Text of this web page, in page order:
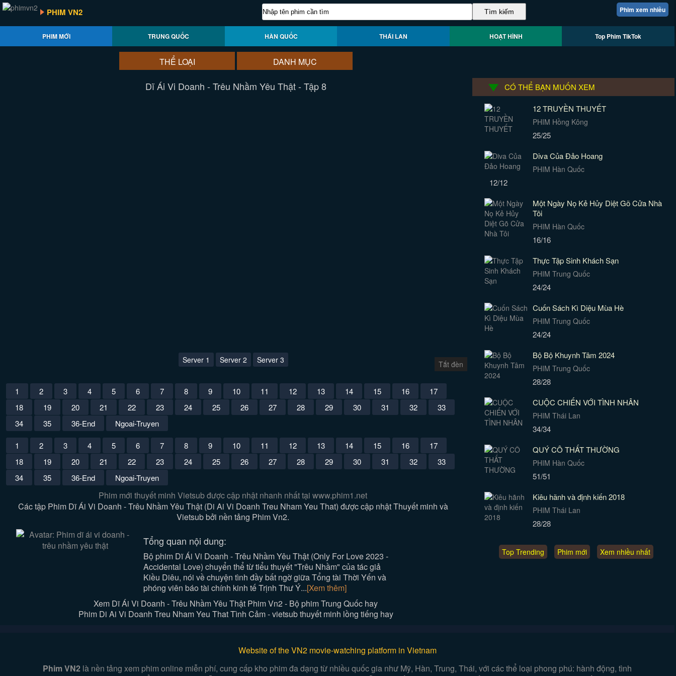
Phim xem nhiều
PHIM VN2
PHIM MỚI TRUNG QUỐC HÀN QUỐC THÁI LAN HOẠT HÌNH Top Phim TikTok
THỂ LOẠI DANH MỤC
Dĩ Ái Vi Doanh - Trêu Nhầm Yêu Thật - Tập 8
Server 1 Server 2 Server 3 Tắt đèn
1 2 3 4 5 6 7 8 9 10 11 12 13 14 15 16
17
18
19 20 21 22 23 24 25 26 27 28 29 30 31 32
33
34
35 36-End Ngoai-Truyen
1 2 3 4 5 6 7 8 9 10 11 12 13 14 15 16
17
18
19 20 21 22 23 24 25 26 27 28 29 30 31 32
33
34
35 36-End Ngoai-Truyen
Phim mới thuyết minh Vietsub được cập nhật nhanh nhất tại www.phim1.net
Các tập Phim Dĩ Ái Vi Doanh - Trêu Nhầm Yêu Thật (Di Ai Vi Doanh Treu Nham Yeu That) được cập nhật Thuyết minh và
Vietsub bởi nền tảng Phim Vn2.
Tổng quan nội dung:
Bộ phim Dĩ Ái Vi Doanh - Trêu Nhầm Yêu Thật (Only For Love 2023 -
Accidental Love) chuyển thể từ tiểu thuyết "Trêu Nhầm" của tác giả
Kiều Diêu, nói về chuyện tình đầy bất ngờ giữa Tổng tài Thời Yến và
phóng viên báo tài chính kinh tế Trịnh Thư Ý...[Xem thêm]
Xem Dĩ Ái Vi Doanh - Trêu Nhầm Yêu Thật Phim Vn2 - Bộ phim Trung Quốc hay
Phim Di Ai Vi Doanh Treu Nham Yeu That Tình Cảm - vietsub thuyết minh lồng tiếng hay
CÓ THỂ BẠN MUỐN XEM
12 TRUYỀN THUYẾT
PHIM Hồng Kông
25/25
Diva Của Đảo Hoang
PHIM Hàn Quốc
12/12
Một Ngày Nọ Kẻ Hủy Diệt Gõ Cửa Nhà
Tôi
PHIM Hàn Quốc
16/16
Thực Tập Sinh Khách Sạn
PHIM Trung Quốc
24/24
Cuốn Sách Kì Diệu Mùa Hè
PHIM Trung Quốc
24/24
Bộ Bộ Khuynh Tâm 2024
PHIM Trung Quốc
28/28
CUỘC CHIẾN VỚI TÌNH NHÂN
PHIM Thái Lan
34/34
QUÝ CÔ THẤT THƯỜNG
PHIM Hàn Quốc
51/51
Kiêu hãnh và định kiến 2018
PHIM Thái Lan
28/28
Top Trending Phim mới Xem nhiều nhất
Website of the VN2 movie-watching platform in Vietnam
Phim VN2 là nền tảng xem phim online miễn phí, cung cấp kho phim đa dạng từ nhiều quốc gia như Mỹ, Hàn, Trung, Thái, với các thể loại phong phú: hành động, tình